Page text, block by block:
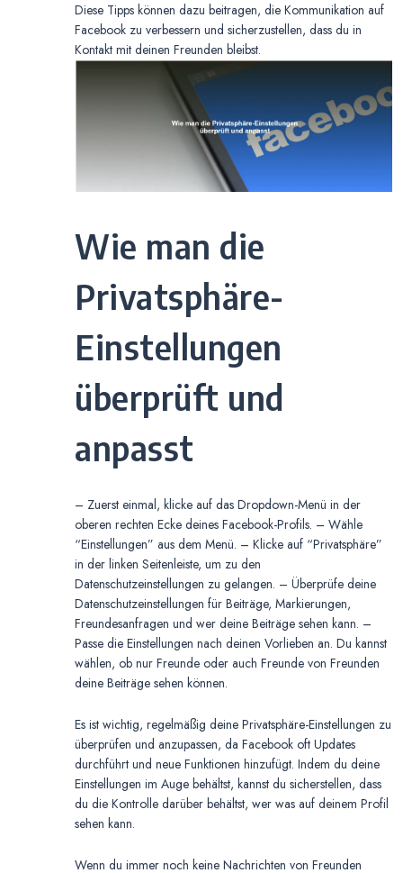
Diese Tipps können dazu beitragen, die Kommunikation auf
Facebook zu verbessern und sicherzustellen, dass du in
Kontakt mit deinen Freunden bleibst.
Wie man die
Privatsphäre-
Einstellungen
überprüft und
anpasst
– Zuerst einmal, klicke auf das Dropdown-Menü in der
oberen rechten Ecke deines Facebook-Profils. – Wähle
“Einstellungen” aus dem Menü. – Klicke auf “Privatsphäre”
in der linken Seitenleiste, um zu den
Datenschutzeinstellungen zu gelangen. – Überprüfe deine
Datenschutzeinstellungen für Beiträge, Markierungen,
Freundesanfragen und wer deine Beiträge sehen kann. –
Passe die Einstellungen nach deinen Vorlieben an. Du kannst
wählen, ob nur Freunde oder auch Freunde von Freunden
deine Beiträge sehen können.
Es ist wichtig, regelmäßig deine Privatsphäre-Einstellungen zu
überprüfen und anzupassen, da Facebook oft Updates
durchführt und neue Funktionen hinzufügt. Indem du deine
Einstellungen im Auge behältst, kannst du sicherstellen, dass
du die Kontrolle darüber behältst, wer was auf deinem Profil
sehen kann.
Wenn du immer noch keine Nachrichten von Freunden